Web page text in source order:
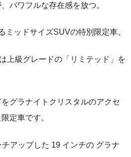
パワフルな存在感を放つ。
ミッドサイズSUVの特別限定車。
上級グレードの「リミテッド」を
グラナイトクリスタルのアクセ
定車です。
アップした 19 インチの グラナ